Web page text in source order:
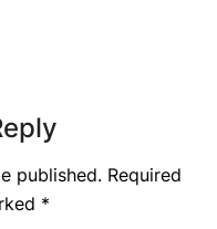
published. Required
*